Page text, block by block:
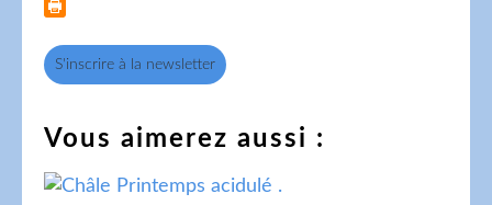
S'inscrire à la newsletter
Vous aimerez aussi :